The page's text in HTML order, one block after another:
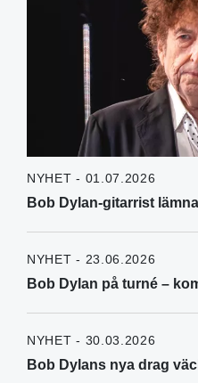
NYHET - 01.07.2026
Bob Dylan-gitarrist
NYHET - 23.06.2026
Bob Dylan på turné –
NYHET - 30.03.2026
Bob Dylans nya drag